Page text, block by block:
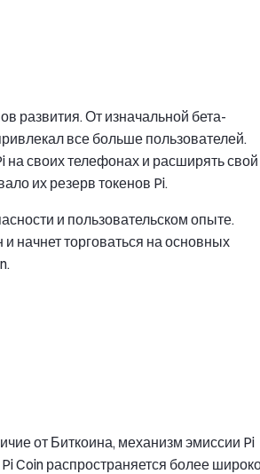
развития. От изначальной бета-
все больше пользователей.
на своих телефонах и расширять свой
их резерв токенов Pi.
и пользовательском опыте.
начнет торговаться на основных
от Биткоина, механизм эмиссии Pi
Coin распространяется более